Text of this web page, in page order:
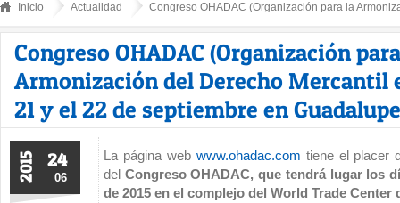
Inicio Actualidad Congreso OHADAC (Organización para la
Congreso OHADAC (Organización
Armonización del Derecho Mercantil
21 y el 22 de septiembre en
24
06
2015 La página web www.ohadac.com tiene el placer
del Congreso OHADAC, que tendrá lugar los
de 2015 en el complejo del World Trade Center